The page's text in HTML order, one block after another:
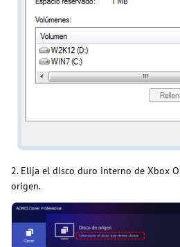
2. Elija el disco duro interno de Xbox
origen.